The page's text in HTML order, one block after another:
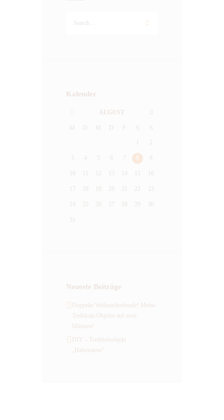
Kalender
AUGUST
M D M D S S
2
4 5 7
12 14 15
17 20 21 22 23
24 25 26 27 28 29
Neueste Beiträge
Doppelte Weihnachtsfreude! Meine
Treibholz-Objekte auf zwei
Märkten!
DIY – Treibholzobjekt
„Hafenszene“